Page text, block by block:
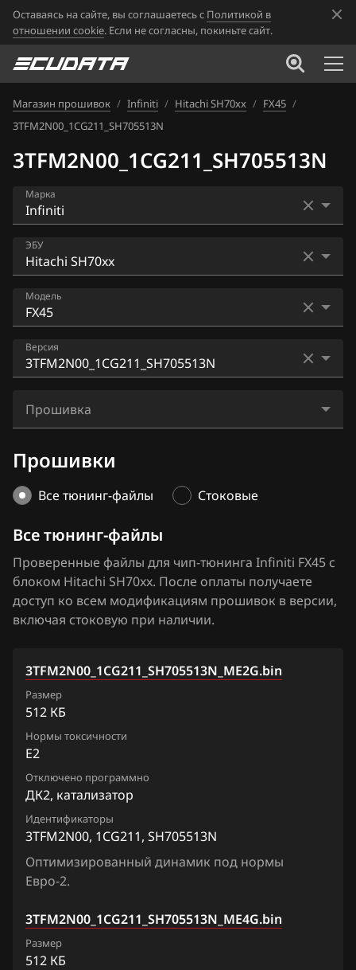
Оставаясь на сайте, вы соглашаетесь с Политикой в
отношении cookie. Если не согласны, покиньте сайт.
Магазин прошивок / Infiniti / Hitachi SH70xx / FX45 /
3TFM2N00_1CG211_SH705513N
3TFM2N00_1CG211_SH705513N
Марка
Acura
Alfa Romeo
ATLAS
BAIC
Bentley
BMW
Brilliance
Cadillac
Changan
Chenglong
Chevrolet
Chrysler
Citroen
Dacia
Daewoo
DAF
Derways
Dongfeng
ЭБУ
Bosch MED17.7.2
Hitachi BED500-310
Hitachi SH70xx
Hitachi SH7254xx
Модель
EX25
EX37
FX35
FX45
FX50
G25
G35
G37
JX35
M35
M45
M56
Q50
Q80
QX50, EX35
QX56
Версия
3TFJLN9_1CG210_SH705513N
3TFM2N00_1CG211_SH705513N
3TFN8ND_1CG765_SH705513N
5ZH5XD5_13V68A_SH705821N
5ZH5XD5_1CM81A_SH705821N
Прошивка
3TFM2N00_1CG211_SH705513N_ME4G.bin
3TFM2N00_1CG211_SH705513N_SE4.bin
Прошивки
Все тюнинг-файлы Стоковые
Все тюнинг-файлы
Проверенные файлы для чип-тюнинга Infiniti FX45 с
блоком Hitachi SH70xx. После оплаты получаете
доступ ко всем модификациям прошивок в версии,
включая стоковую при наличии.
3TFM2N00_1CG211_SH705513N_ME2G.bin
Размер
512 КБ
Нормы токсичности
E2
Отключено программно
ДК2, катализатор
Идентификаторы
3TFM2N00, 1CG211, SH705513N
Оптимизированный динамик под нормы
Евро-2.
3TFM2N00_1CG211_SH705513N_ME4G.bin
Размер
512 КБ